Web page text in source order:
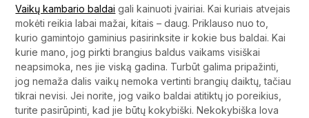
Vaikų kambario baldai gali kainuoti įvairiai. Kai kuriais atvejais
mokėti reikia labai mažai, kitais – daug. Priklauso nuo to,
kurio gamintojo gaminius pasirinksite ir kokie bus baldai. Kai
kurie mano, jog pirkti brangius baldus vaikams visiškai
neapsimoka, nes jie viską gadina. Turbūt galima pripažinti,
jog nemaža dalis vaikų nemoka vertinti brangių daiktų, tačiau
tikrai nevisi. Jei norite, jog vaiko baldai atitiktų jo poreikius,
turite pasirūpinti, kad jie būtų kokybiški. Nekokybiška lova